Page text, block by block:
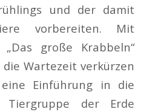
und der damit
vorbereiten. Mit
große Krabbeln“
Wartezeit verkürzen
Einführung in die
Tiergruppe der Erde